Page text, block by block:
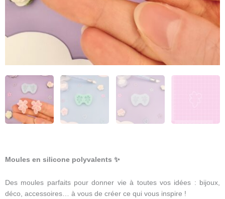
Moules en silicone polyvalents ✨
Des moules parfaits pour donner vie à toutes vos idées : bijoux,
déco, accessoires… à vous de créer ce qui vous inspire !